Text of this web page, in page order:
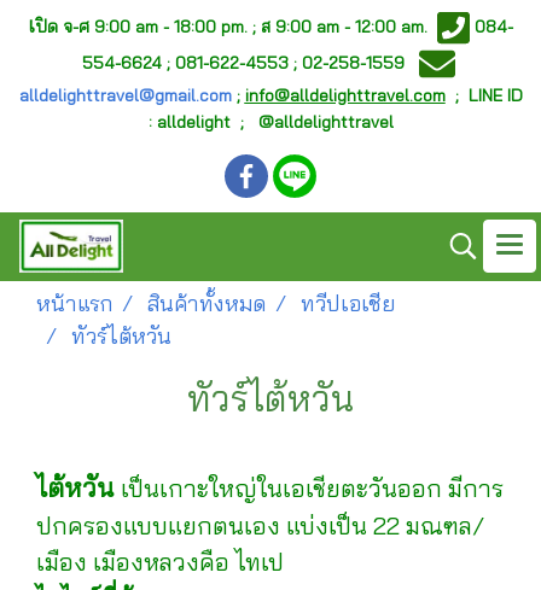
เปิด จ-ศ 9:00 am - 18:00 pm. ; ส 9:00 am - 12:00 am.
084-
554-6624 ; 081-622-4553 ; 02-258-1559
alldelighttravel@gmail.com; info@alldelighttravel.com; LINE ID
: alldelight ; @alldelighttravel
หน้าแรก สินค้าทั้งหมด
ทวีปเอเชีย
ทัวร์ไต้หวัน
ทัวร์ไต้หวัน
ไต้หวัน เป็นเกาะใหญ่ในเอเชียตะวันออก มีการ
ปกครองแบบแยกตนเอง แบ่งเป็น 22 มณฑล/
เมือง เมืองหลวงคือ ไทเป